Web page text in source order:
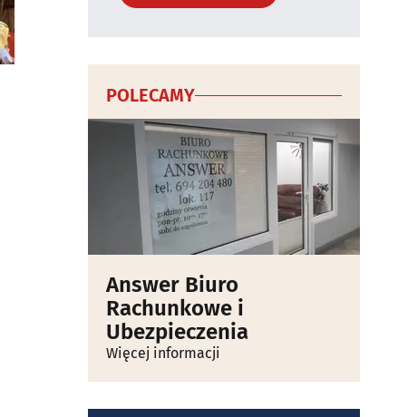
POLECAMY
Answer Biuro
Rachunkowe i
Ubezpieczenia
Więcej informacji